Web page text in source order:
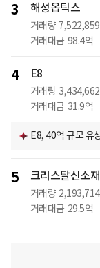
3 해성옵틱스
거래량 7,522,859
거래대금 98.4억
4 E8
거래량 3,434,662
거래대금 31.9억
E8, 40억 규모 유
5 크리스탈신소재
거래량 2,193,714
거래대금 29.5억